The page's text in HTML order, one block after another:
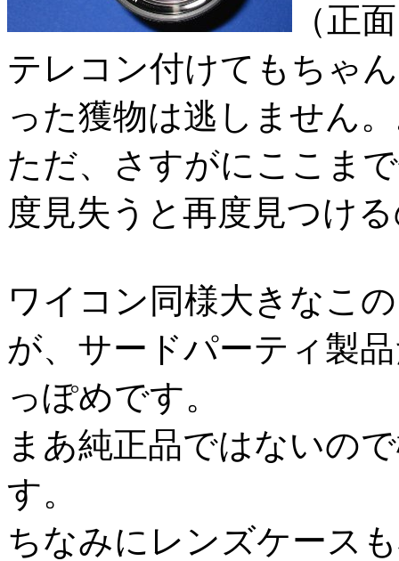
（正
テレコン付けてもちゃ
った獲物は逃しません
ただ、さすがにここま
度見失うと再度見つけ
ワイコン同様大きなこ
が、サードパーティ製
っぽめです。
まあ純正品ではないの
す。
ちなみにレンズケース